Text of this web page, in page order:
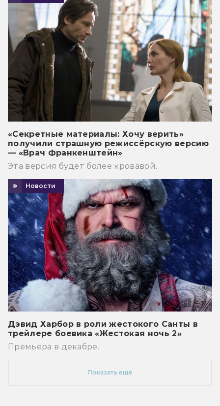
«Секретные материалы: Хочу верить»
получили страшную режиссёрскую версию
— «Врач Франкенштейн»
Эта версия будет более кровавой.
Новости
Дэвид Харбор в роли жестокого Санты в
трейлере боевика «Жестокая ночь 2»
Премьера в декабре.
Показать ещё